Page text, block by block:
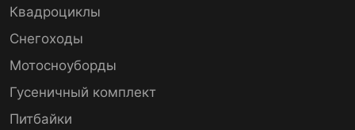
Квадроциклы
Снегоходы
Мотосноуборды
Гусеничный комплект
Питбайки